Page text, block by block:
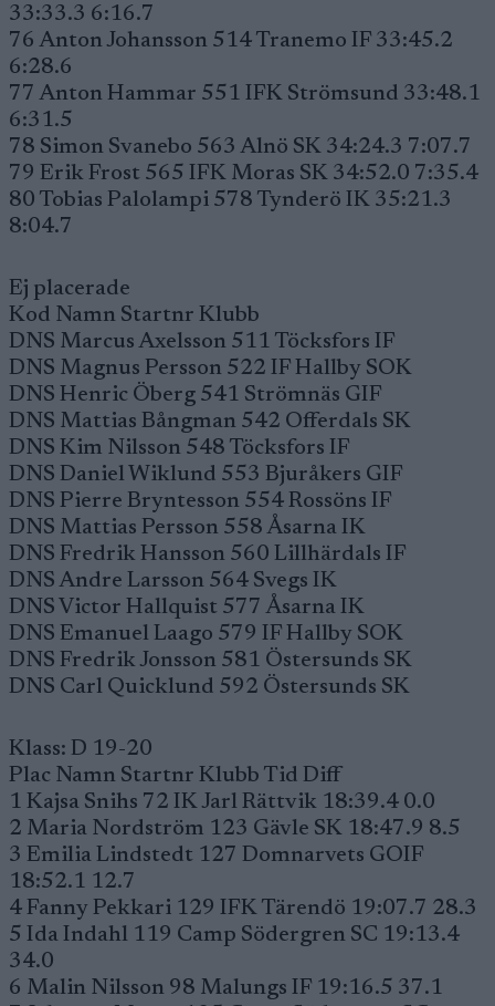
33:33.3 6:16.7
76 Anton Johansson 514 Tranemo IF 33:45.2
6:28.6
77 Anton Hammar 551 IFK Strömsund 33:48.1
6:31.5
78 Simon Svanebo 563 Alnö SK 34:24.3 7:07.7
79 Erik Frost 565 IFK Moras SK 34:52.0 7:35.4
80 Tobias Palolampi 578 Tynderö IK 35:21.3
8:04.7
Ej placerade
Kod Namn Startnr Klubb
DNS Marcus Axelsson 511 Töcksfors IF
DNS Magnus Persson 522 IF Hallby SOK
DNS Henric Öberg 541 Strömnäs GIF
DNS Mattias Bångman 542 Offerdals SK
DNS Kim Nilsson 548 Töcksfors IF
DNS Daniel Wiklund 553 Bjuråkers GIF
DNS Pierre Bryntesson 554 Rossöns IF
DNS Mattias Persson 558 Åsarna IK
DNS Fredrik Hansson 560 Lillhärdals IF
DNS Andre Larsson 564 Svegs IK
DNS Victor Hallquist 577 Åsarna IK
DNS Emanuel Laago 579 IF Hallby SOK
DNS Fredrik Jonsson 581 Östersunds SK
DNS Carl Quicklund 592 Östersunds SK
Klass: D 19-20
Plac Namn Startnr Klubb Tid Diff
1 Kajsa Snihs 72 IK Jarl Rättvik 18:39.4 0.0
2 Maria Nordström 123 Gävle SK 18:47.9 8.5
3 Emilia Lindstedt 127 Domnarvets GOIF
18:52.1 12.7
4 Fanny Pekkari 129 IFK Tärendö 19:07.7 28.3
5 Ida Indahl 119 Camp Södergren SC 19:13.4
34.0
6 Malin Nilsson 98 Malungs IF 19:16.5 37.1